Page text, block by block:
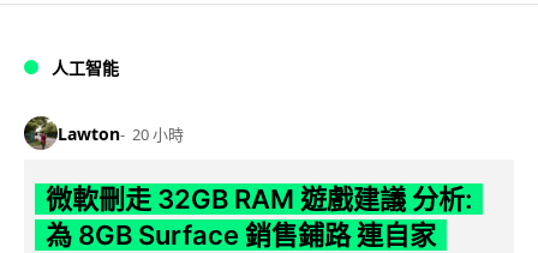
人工智能
Lawton 20 小時
微軟刪走 32GB RAM 遊戲建議 分析:
為 8GB Surface 銷售鋪路 連自家